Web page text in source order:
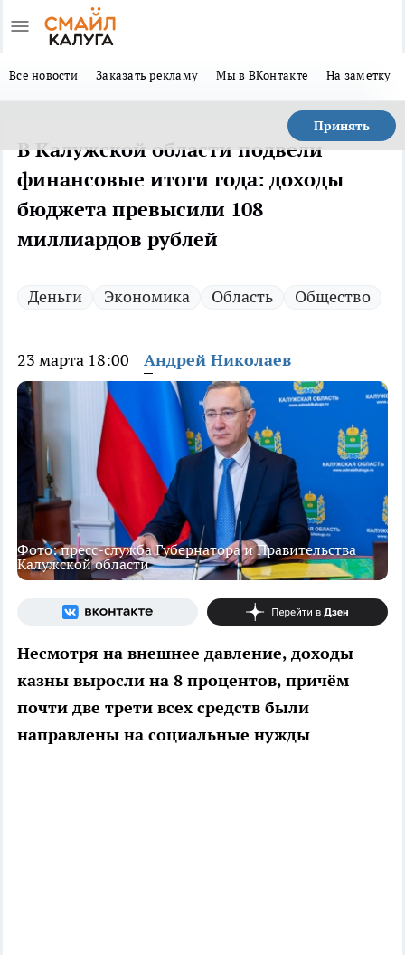
Все новости Заказать рекламу Мы в ВКонтакте На заметку
Принять
В Калужской области подвели
финансовые итоги года: доходы
бюджета превысили 108
миллиардов рублей
Деньги Экономика Область Общество
23 марта 18:00 Андрей Николаев
Фото: пресс-служба Губернатора и Правительства
Калужской области
Несмотря на внешнее давление, доходы
казны выросли на 8 процентов, причём
почти две трети всех средств были
направлены на социальные нужды